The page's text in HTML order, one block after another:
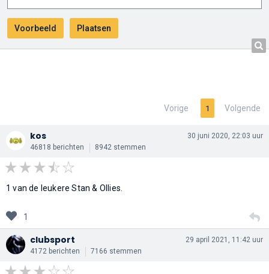
Vorige 1 Volgende
kos
46818 berichten 8942 stemmen
30 juni 2020, 22:03 uur
1 van de leukere Stan & Ollies.
1
clubsport
4172 berichten 7166 stemmen
29 april 2021, 11:42 uur